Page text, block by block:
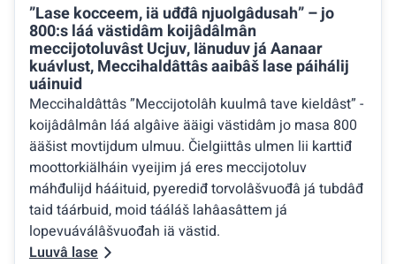
”Lase kocceem, iä uđđâ njuolgâdusah” – jo
800:s láá västidâm koijâdâlmân
meccijotoluvâst Ucjuv, Iänuduv já Aanaar
kuávlust, Meccihaldâttâs aaibâš lase páihálij
uáinuid
Meccihaldâttâs ”Meccijotolâh kuulmâ tave kieldâst” -
koijâdâlmân láá algâive ääigi västidâm jo masa 800
ääšist movtijdum ulmuu. Čielgiittâs ulmen lii karttiđ
moottorkiälháin vyeijim já eres meccijotoluv
máhđulijd hááituid, pyerediđ torvolâšvuođâ já tubdâđ
taid táárbuid, moid tááláš lahâasâttem já
lopevuáválâšvuođah iä västid.
Luuvâ lase